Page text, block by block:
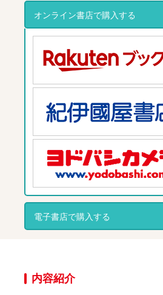
オンライン書店で購入する
電子書店で購入する
内容紹介